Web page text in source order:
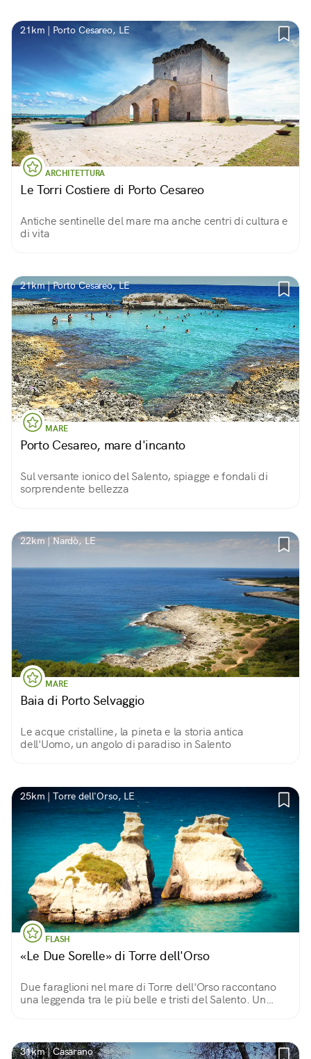
21km | Porto Cesareo, LE
ARCHITETTURA
Le Torri Costiere di Porto Cesareo
Antiche sentinelle del mare ma anche centri di cultura e
di vita
21km | Porto Cesareo, LE
MARE
Porto Cesareo, mare d'incanto
Sul versante ionico del Salento, spiagge e fondali di
sorprendente bellezza
22km | Nardò, LE
MARE
Baia di Porto Selvaggio
Le acque cristalline, la pineta e la storia antica
dell'Uomo, un angolo di paradiso in Salento
25km | Torre dell'Orso, LE
FLASH
«Le Due Sorelle» di Torre dell'Orso
Due faraglioni nel mare di Torre dell'Orso raccontano
una leggenda tra le più belle e tristi del Salento. Un
31km | Casarano